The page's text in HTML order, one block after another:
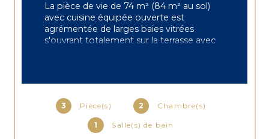
3 Pièce(s) 2 Chambre(s)
1 Salle(s) de bain
La pièce de vie de 74 m² (84 m² au sol)
avec cuisine équipée ouverte est
agrémentée de larges baies vitrées
s'ouvrant totalement sur la terrasse avec
dressing élégamment intégrés
répondant aux exigences les plus
raffinées, luxueuse salle de bains (10 m²)